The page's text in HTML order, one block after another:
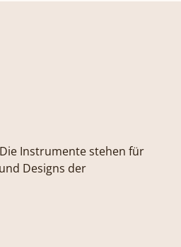
Instrumente stehen für
Designs der